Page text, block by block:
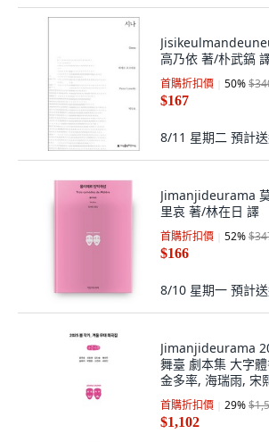
高乃依 著/朴武鎬
首購折扣價 50%
$167
8/11 星期二 預計
Jimanjideurama
里哀 著/林在日 譯
首購折扣價 52%
$166
8/10 星期一 預計
Jimanjideurama
舞臺 劇本集 大字
金多率, 海瑞雨, 宋
夏, 徐有珍
首購折扣價 29%
$1,102